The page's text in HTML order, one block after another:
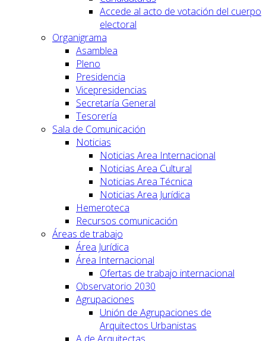
Accede al acto de votación del cuerpo
electoral
Organigrama
Asamblea
Pleno
Presidencia
Vicepresidencias
Secretaría General
Tesorería
Sala de Comunicación
Noticias
Noticias Area Internacional
Noticias Area Cultural
Noticias Area Técnica
Noticias Area Jurídica
Hemeroteca
Recursos comunicación
Áreas de trabajo
Área Jurídica
Área Internacional
Ofertas de trabajo internacional
Observatorio 2030
Agrupaciones
Unión de Agrupaciones de
Arquitectos Urbanistas